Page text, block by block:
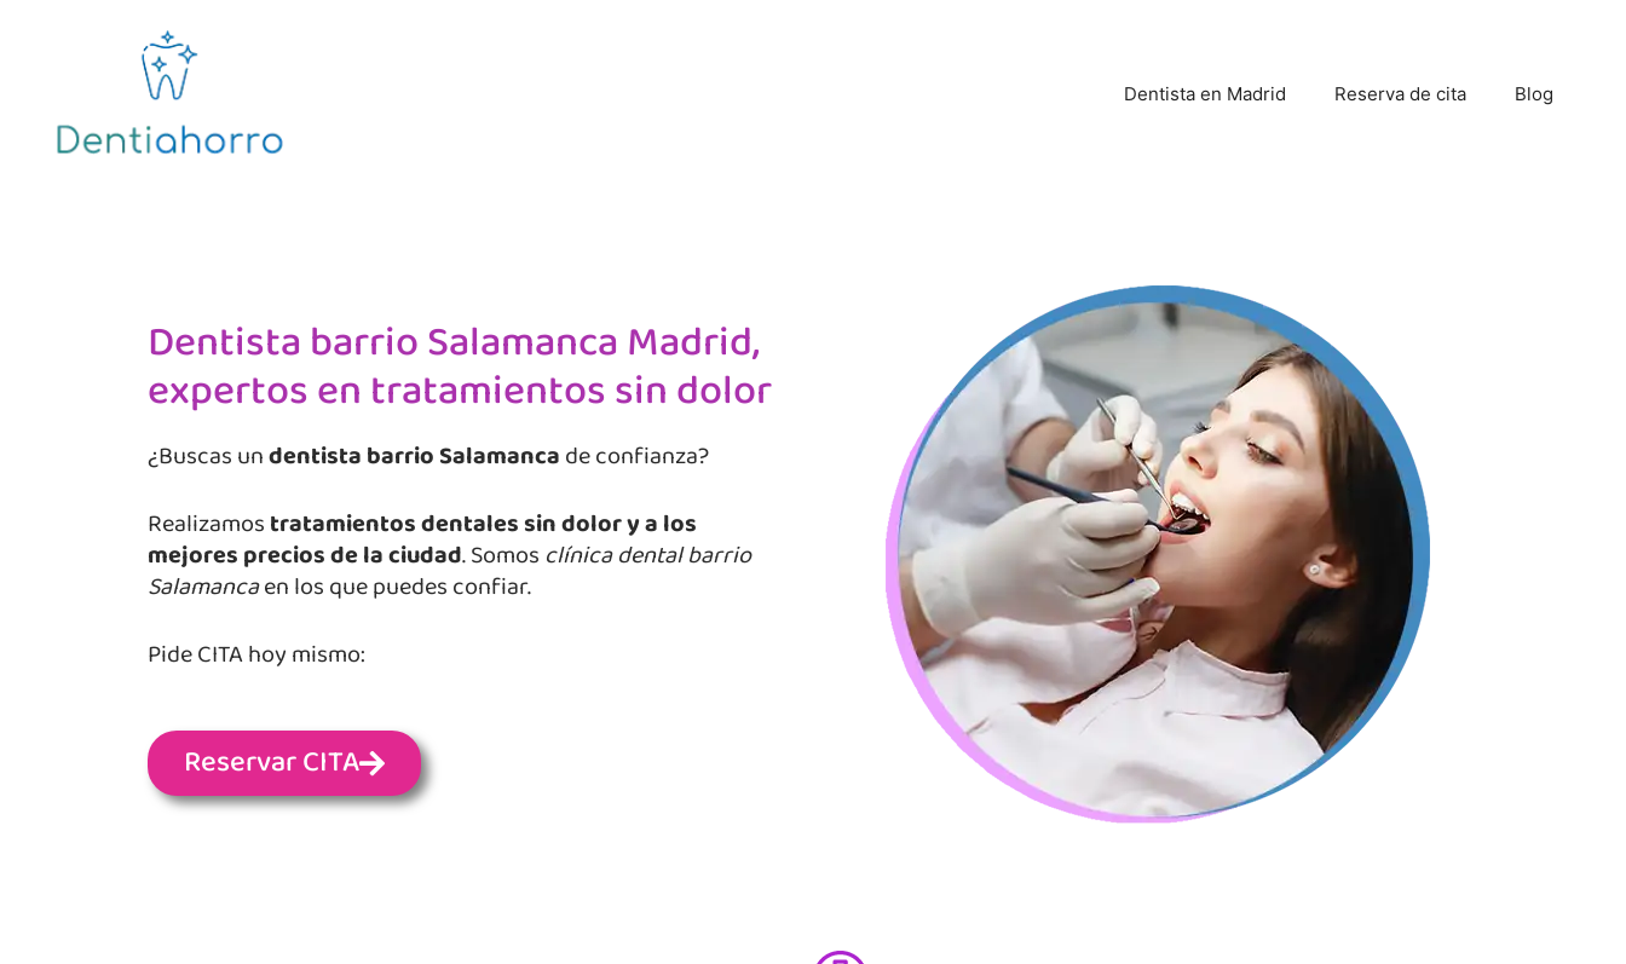
Dentista en Madrid Reserva de cita Blog
Dentista barrio Salamanca Madrid,
expertos en tratamientos sin dolor
¿Buscas undentista barrio Salamancade confianza?
Realizamostratamientos dentales sin dolor y a los
mejores precios de la ciudad. Somos clínica dental barrio
Salamancaen los que puedes confiar.
Pide CITA hoy mismo:
Reservar CITA